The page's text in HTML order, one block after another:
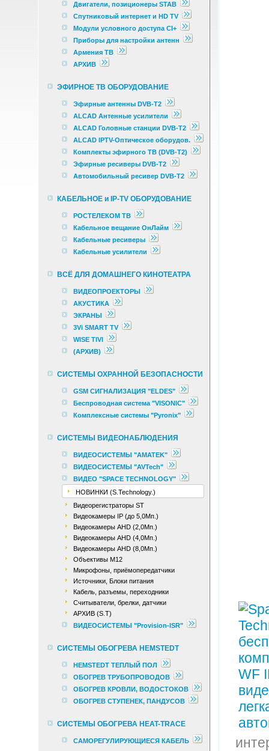
Двигатели, позиционеры STAB
Спутниковый интернет и HD TV
Модули условного доступа CI+
Приборы для настройки антенн
Армения ТВ
АРХИВ
ЭФИРНОЕ ТВ ОБОРУДОВАНИЕ
Эфирные антенны DVB-T2
ALCAD Антенные усилители
ALCAD Головные станции DVB-T2
ALCAD IPTV-Оптическое оборудов.
Комплекты эфирного ТВ (DVB-T2)
Эфирные ресиверы DVB-T2
Автомобильный ресивер DVB-T2
КАБЕЛЬНОЕ и IP-TV ОБОРУДОВАНИЕ
РОСТЕЛЕКОМ ТВ
Кабельное вещание ОнЛайм
Кабельные ресиверы
Кабельные усилители
ВСЁ ДЛЯ ДОМАШНЕГО КИНОТЕАТРА
ВИДЕОПРОЕКТОРЫ
АКУСТИКА
ЭКРАНЫ
3Vi SMART TV
WISE TIVI
(АРХИВ)
СИСТЕМЫ ОХРАННОЙ БЕЗОПАСНОСТИ
GSM СИГНАЛИЗАЦИЯ "ELDES"
Беспроводная система "VISONIC"
Комплексные cистемы "Pyronix"
СИСТЕМЫ ВИДЕОНАБЛЮДЕНИЯ
ВИДЕОСИСТЕМЫ "AMATEK"
ВИДЕОСИСТЕМЫ "AVTech"
ВИДЕО "SPACE TECHNOLOGY"
НОВИНКИ (S.Technology.)
Видеорегистраторы ST
Видеокамеры IP (до 5,0Мп.)
Видеокамеры AHD (2,0Мп.)
Видеокамеры AHD (4,0Мп.)
Видеокамеры AHD (8,0Мп.)
Объективы М12
Микрофоны, приёмопередатчики
Источники, Блоки питания
Кабель, разъемы, переходники
Считыватели, брелки, датчики
АРХИВ (S.T)
ВИДЕОСИСТЕМЫ "Provision-ISR"
СИСТЕМЫ ОБОГРЕВА HEMSTEDT
HEMSTEDT ТЕПЛЫЙ ПОЛ
ОБОГРЕВ ТРУБОПРОВОДОВ
ОБОГРЕВ КРОВЛИ, ВОДОСТОКОВ
ОБОГРЕВ СТУПЕНЕК, ПАНДУСОВ
СИСТЕМЫ ОБОГРЕВА HEAT-TRACE
САМОРЕГУЛИРУЮЩИЕСЯ КАБЕЛЬ